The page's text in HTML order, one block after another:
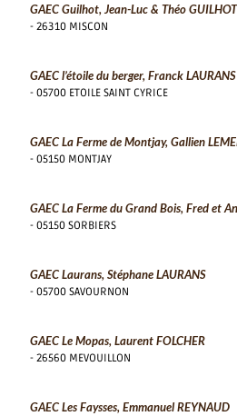
GAEC Guilhot, Jean-Luc & Théo GUILHOT
- 26310 MISCON
GAEC l’étoile du berger, Franck LAURANS
- 05700 ETOILE SAINT CYRICE
GAEC La Ferme de Montjay, Gallien
- 05150 MONTJAY
GAEC La Ferme du Grand Bois, Fred et
- 05150 SORBIERS
GAEC Laurans, Stéphane LAURANS
- 05700 SAVOURNON
GAEC Le Mopas, Laurent FOLCHER
- 26560 MEVOUILLON
GAEC Les Faysses, Emmanuel REYNAUD